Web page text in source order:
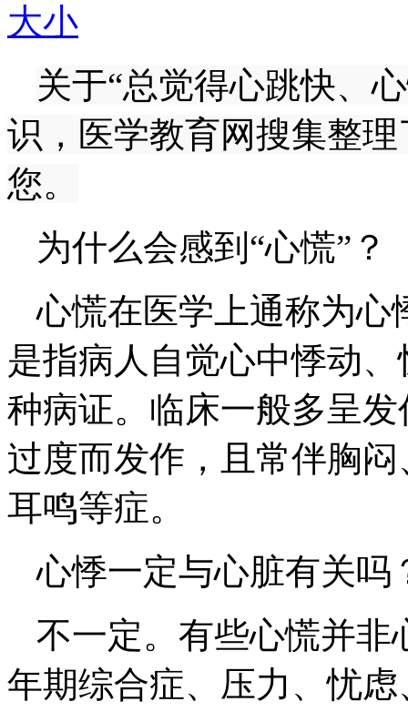
大小
关于“总觉得心跳快、
识，医学教育网搜集整
您。
为什么会感到“心慌”？
心慌在医学上通称为心
是指病人自觉心中悸动
种病证。临床一般多呈
过度而发作，且常伴胸
耳鸣等症。
心悸一定与心脏有关吗
不一定。有些心慌并非
年期综合症、压力、忧